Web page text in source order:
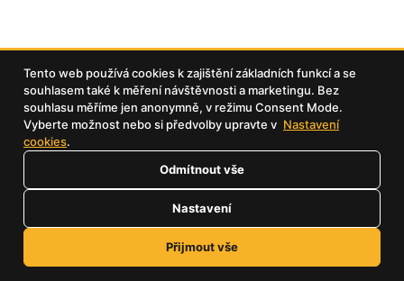
Tento web používá cookies k zajištění základních funkcí a se
souhlasem také k měření návštěvnosti a marketingu. Bez
souhlasu měříme jen anonymně, v režimu Consent Mode.
Vyberte možnost nebo si předvolby upravte v Nastavení
cookies.
Odmítnout vše
Nastavení
Přijmout vše